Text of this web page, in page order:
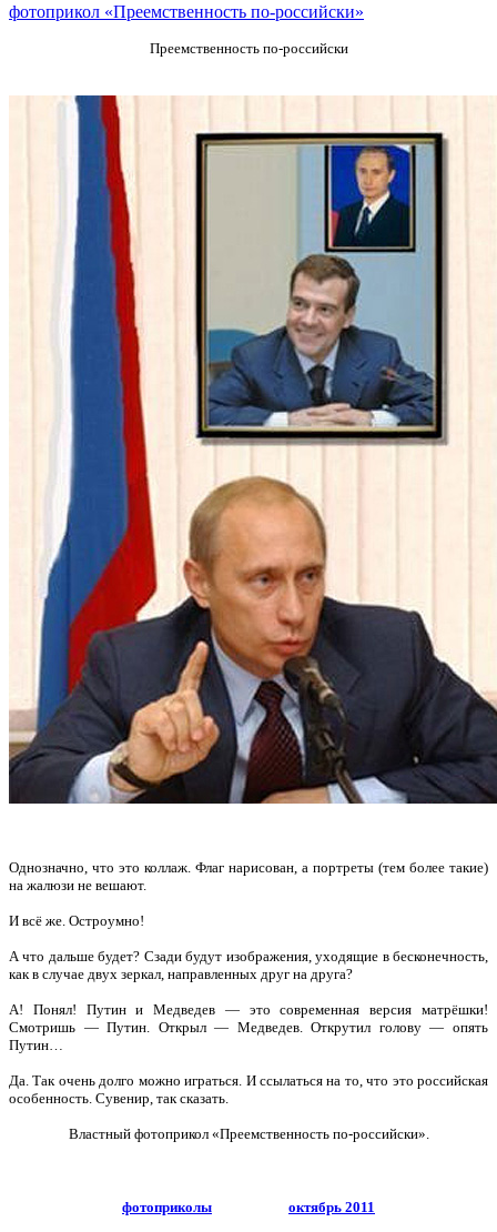
фотоприкол «Преемственность по-российски»
Преемственность по-российски
Однозначно, что это коллаж. Флаг нарисован, а портреты (тем более такие)
на жалюзи не вешают.
И всё же. Остроумно!
А что дальше будет? Сзади будут изображения, уходящие в бесконечность,
как в случае двух зеркал, направленных друг на друга?
А! Понял! Путин и Медведев — это современная версия матрёшки!
Смотришь — Путин. Открыл — Медведев. Открутил голову — опять
Путин…
Да. Так очень долго можно играться. И ссылаться на то, что это российская
особенность. Сувенир, так сказать.
Властный фотоприкол «Преемственность по-российски».
фотоприколы октябрь 2011